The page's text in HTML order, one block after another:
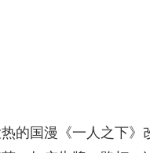
的国漫《一人之下